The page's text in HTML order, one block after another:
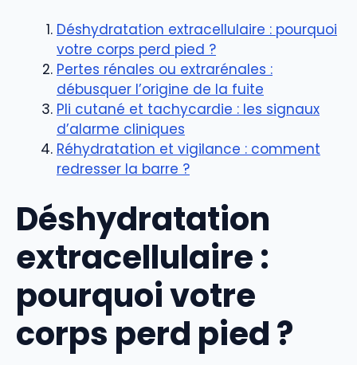
Déshydratation extracellulaire : pourquoi
votre corps perd pied ?
Pertes rénales ou extrarénales :
débusquer l’origine de la fuite
Pli cutané et tachycardie : les signaux
d’alarme cliniques
Réhydratation et vigilance : comment
redresser la barre ?
Déshydratation
extracellulaire :
pourquoi votre
corps perd pied ?